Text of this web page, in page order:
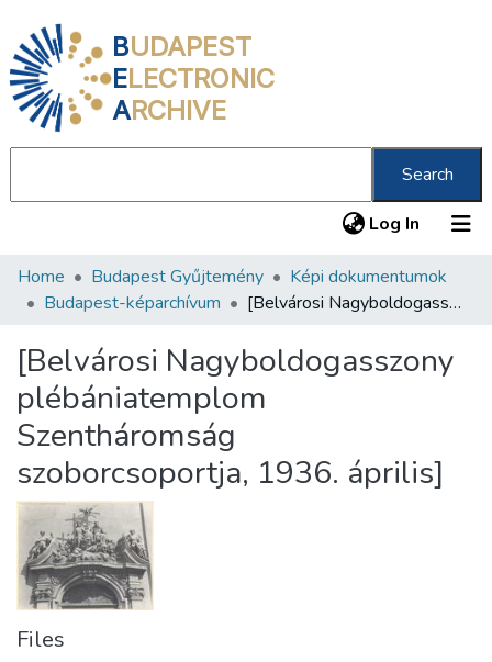
BUDAPEST
ELECTRONIC
ARCHIVE
Search
Log In (current)
Communities & Collections
Statistics
About us
Home Budapest Gyűjtemény
Képi dokumentumok
Budapest-képarchívum
[Belvárosi Nagyboldogasszony plébániatemplom Szentháromság szoborcsoportja, 1936. április]
[Belvárosi Nagyboldogasszony
plébániatemplom
Szentháromság
szoborcsoportja, 1936. április]
Files